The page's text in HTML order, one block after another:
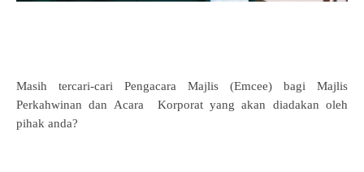
Masih tercari-cari Pengacara Majlis (Emcee) bagi Majlis
Perkahwinan dan Acara Korporat yang akan diadakan oleh
pihak anda?